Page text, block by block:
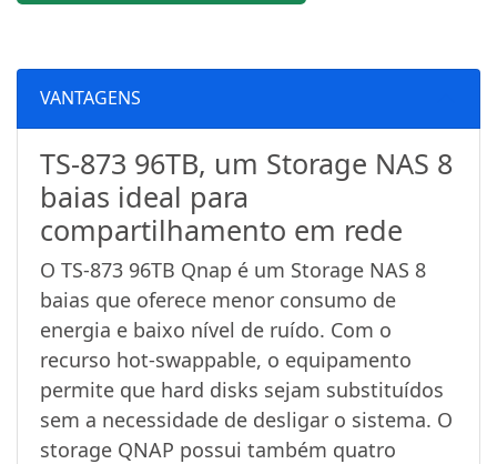
VANTAGENS
TS-873 96TB, um Storage NAS 8
baias ideal para
compartilhamento em rede
O TS-873 96TB Qnap é um Storage NAS 8
baias que oferece menor consumo de
energia e baixo nível de ruído. Com o
recurso hot-swappable, o equipamento
permite que hard disks sejam substituídos
sem a necessidade de desligar o sistema. O
storage QNAP possui também quatro